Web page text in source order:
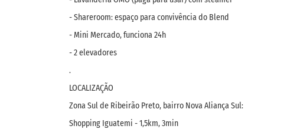
- Shareroom: espaço para convivência do Blend
- Mini Mercado, funciona 24h
- 2 elevadores
.
LOCALIZAÇÃO
Zona Sul de Ribeirão Preto, bairro Nova Aliança Sul:
Shopping Iguatemi - 1,5km, 3min